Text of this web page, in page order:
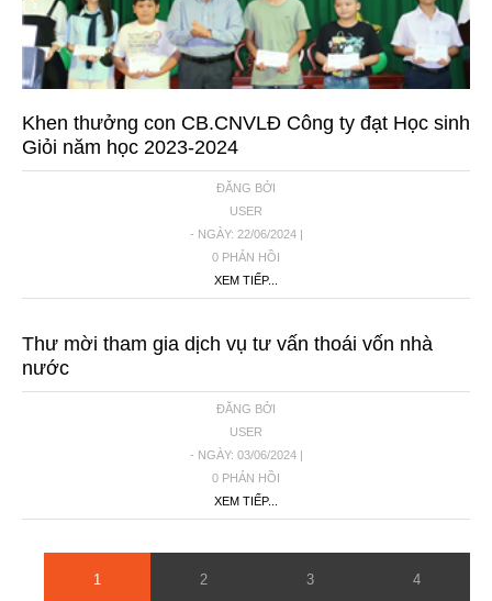
Khen thưởng con CB.CNVLĐ Công ty đạt Học sinh
Giỏi năm học 2023-2024
ĐĂNG BỞI
USER
- NGÀY: 22/06/2024 |
0 PHẢN HỒI
XEM TIẾP...
Thư mời tham gia dịch vụ tư vấn thoái vốn nhà
nước
ĐĂNG BỞI
USER
- NGÀY: 03/06/2024 |
0 PHẢN HỒI
XEM TIẾP...
1 2 3 4